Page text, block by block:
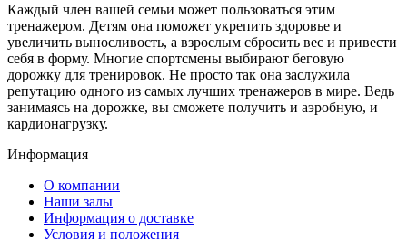
Каждый член вашей семьи может пользоваться этим
тренажером. Детям она поможет укрепить здоровье и
увеличить выносливость, а взрослым сбросить вес и привести
себя в форму. Многие спортсмены выбирают беговую
дорожку для тренировок. Не просто так она заслужила
репутацию одного из самых лучших тренажеров в мире. Ведь
занимаясь на дорожке, вы сможете получить и аэробную, и
кардионагрузку.
Информация
O компании
Наши залы
Информация о доставке
Условия и положения